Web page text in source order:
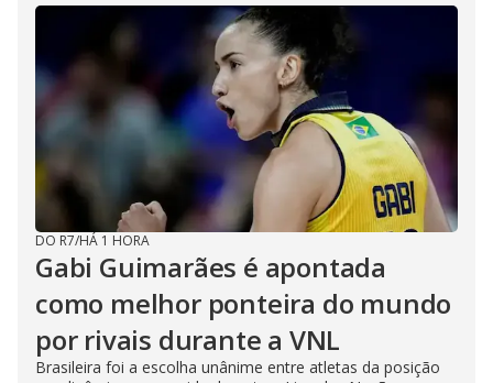
DO R7/HÁ 1 HORA
Gabi Guimarães é apontada
como melhor ponteira do mundo
por rivais durante a VNL
Brasileira foi a escolha unânime entre atletas da posição